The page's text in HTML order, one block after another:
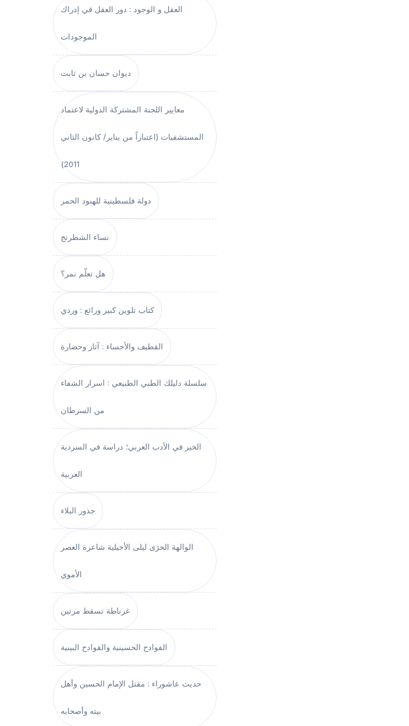
العقل و الوجود : دور العقل في إدراك
الموجودات
ديوان حسان بن ثابت
معايير اللجنة المشتركة الدولية لاعتماد
المستشفيات (اعتباراً من يناير/ كانون الثاني
2011)
دولة فلسطينية للهنود الحمر
نساء الشطرنج
هل تعلّم نمر؟
كتاب تلوين كبير ورائع : وردي
القطيف والأحساء : آثار وحضارة
سلسلة دليلك الطبي الطبيعي : اسرار الشفاء
من السرطان
الخبر في الأدب العربي؛ دراسة في السردية
العربية
جذور البلاء
الوالهة الحرَى ليلى الأخيلية شاعرة العصر
الأموي
غرناطة تسقط مرتين
الفوادح الحسينية والقوادح البينية
حديث عاشوراء : مقتل الإمام الحسين وأهل
بيته وأصحابه